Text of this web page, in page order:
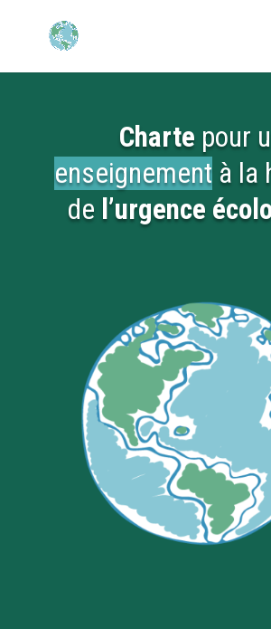
Charte pour
enseignement à la
de l’urgence